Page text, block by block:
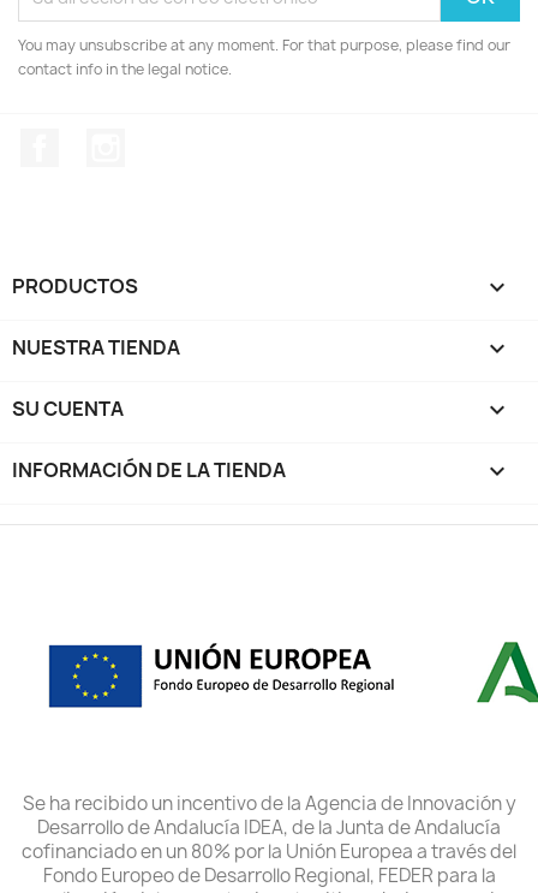
You may unsubscribe at any moment. For that purpose, please find our
contact info in the legal notice.
PRODUCTOS 
NUESTRA TIENDA 
SU CUENTA 
INFORMACIÓN DE LA TIENDA keyboard_arrow_down
Se ha recibido un incentivo de la Agencia de Innovación y
Desarrollo de Andalucía IDEA, de la Junta de Andalucía
cofinanciado en un 80% por la Unión Europea a través del
Fondo Europeo de Desarrollo Regional, FEDER para la